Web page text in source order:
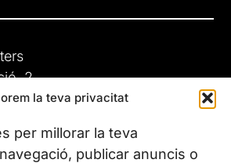
la teva privacitat
per millorar la teva
publicar anuncis o
2
(Barcelona)